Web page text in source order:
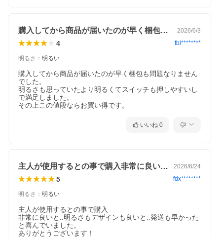
購入してから商品が届いたのが早く梱包も… 2026/6/3
4 fbl********
明るさ ： 明るい
購入してから商品が届いたのが早く梱包も問題なりません
でした。
明るさも思っていたより明るくてスイッチも押しやすいし
で満足しました。
その上この値段ならお買い得です。
いいね 0
主人が使用するとの事で購入非常に良いと… 2026/6/24
5 fdx********
明るさ ： 明るい
主人が使用するとの事で購入
非常に良いと‥明るさもデザインも良いと‥発送も早かった
と喜んでいました。
ありがとうございます！